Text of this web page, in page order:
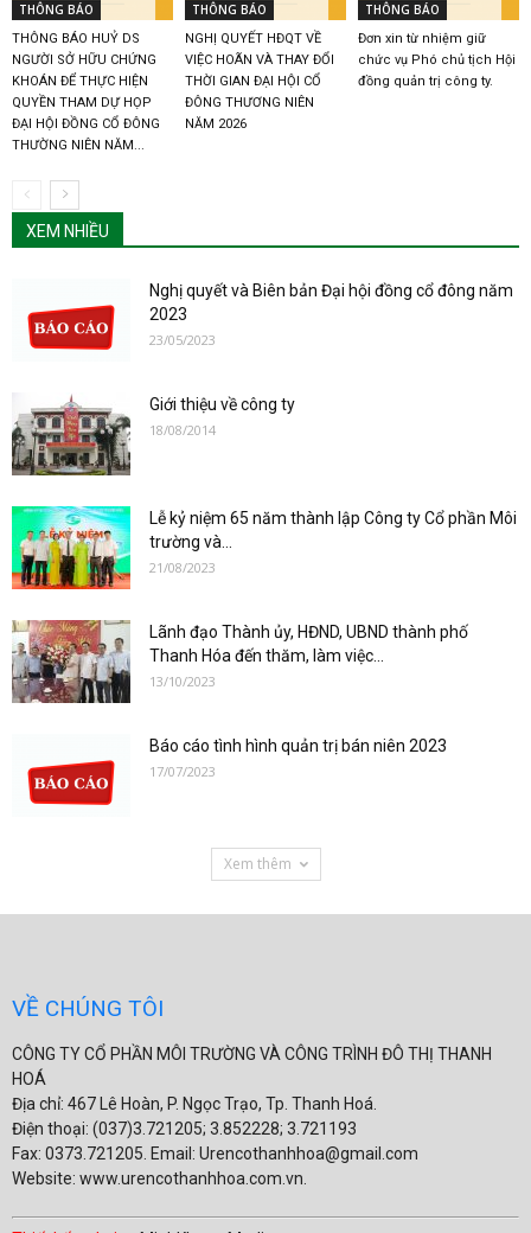
THÔNG BÁO
THÔNG BÁO HUỶ DS
NGƯỜI SỞ HỮU CHỨNG
KHOÁN ĐỂ THỰC HIỆN
QUYỀN THAM DỰ HỌP
ĐẠI HỘI ĐỒNG CỔ ĐÔNG
THƯỜNG NIÊN NĂM...
THÔNG BÁO
NGHỊ QUYẾT HĐQT VỀ
VIỆC HOÃN VÀ THAY ĐỔI
THỜI GIAN ĐẠI HỘI CỔ
ĐÔNG THƯƠNG NIÊN
NĂM 2026
THÔNG BÁO
Đơn xin từ nhiệm giữ
chức vụ Phó chủ tịch Hội
đồng quản trị công ty.
XEM NHIỀU
Nghị quyết và Biên bản Đại hội đồng cổ đông năm
2023
23/05/2023
Giới thiệu về công ty
18/08/2014
Lễ kỷ niệm 65 năm thành lập Công ty Cổ phần Môi
trường và...
21/08/2023
Lãnh đạo Thành ủy, HĐND, UBND thành phố
Thanh Hóa đến thăm, làm việc...
13/10/2023
Báo cáo tình hình quản trị bán niên 2023
17/07/2023
Xem thêm
VỀ CHÚNG TÔI
CÔNG TY CỔ PHẦN MÔI TRƯỜNG VÀ CÔNG TRÌNH ĐÔ THỊ THANH
HOÁ
Địa chỉ: 467 Lê Hoàn, P. Ngọc Trạo, Tp. Thanh Hoá.
Điện thoại: (037)3.721205; 3.852228; 3.721193
Fax: 0373.721205. Email: Urencothanhhoa@gmail.com
Website: www.urencothanhhoa.com.vn.